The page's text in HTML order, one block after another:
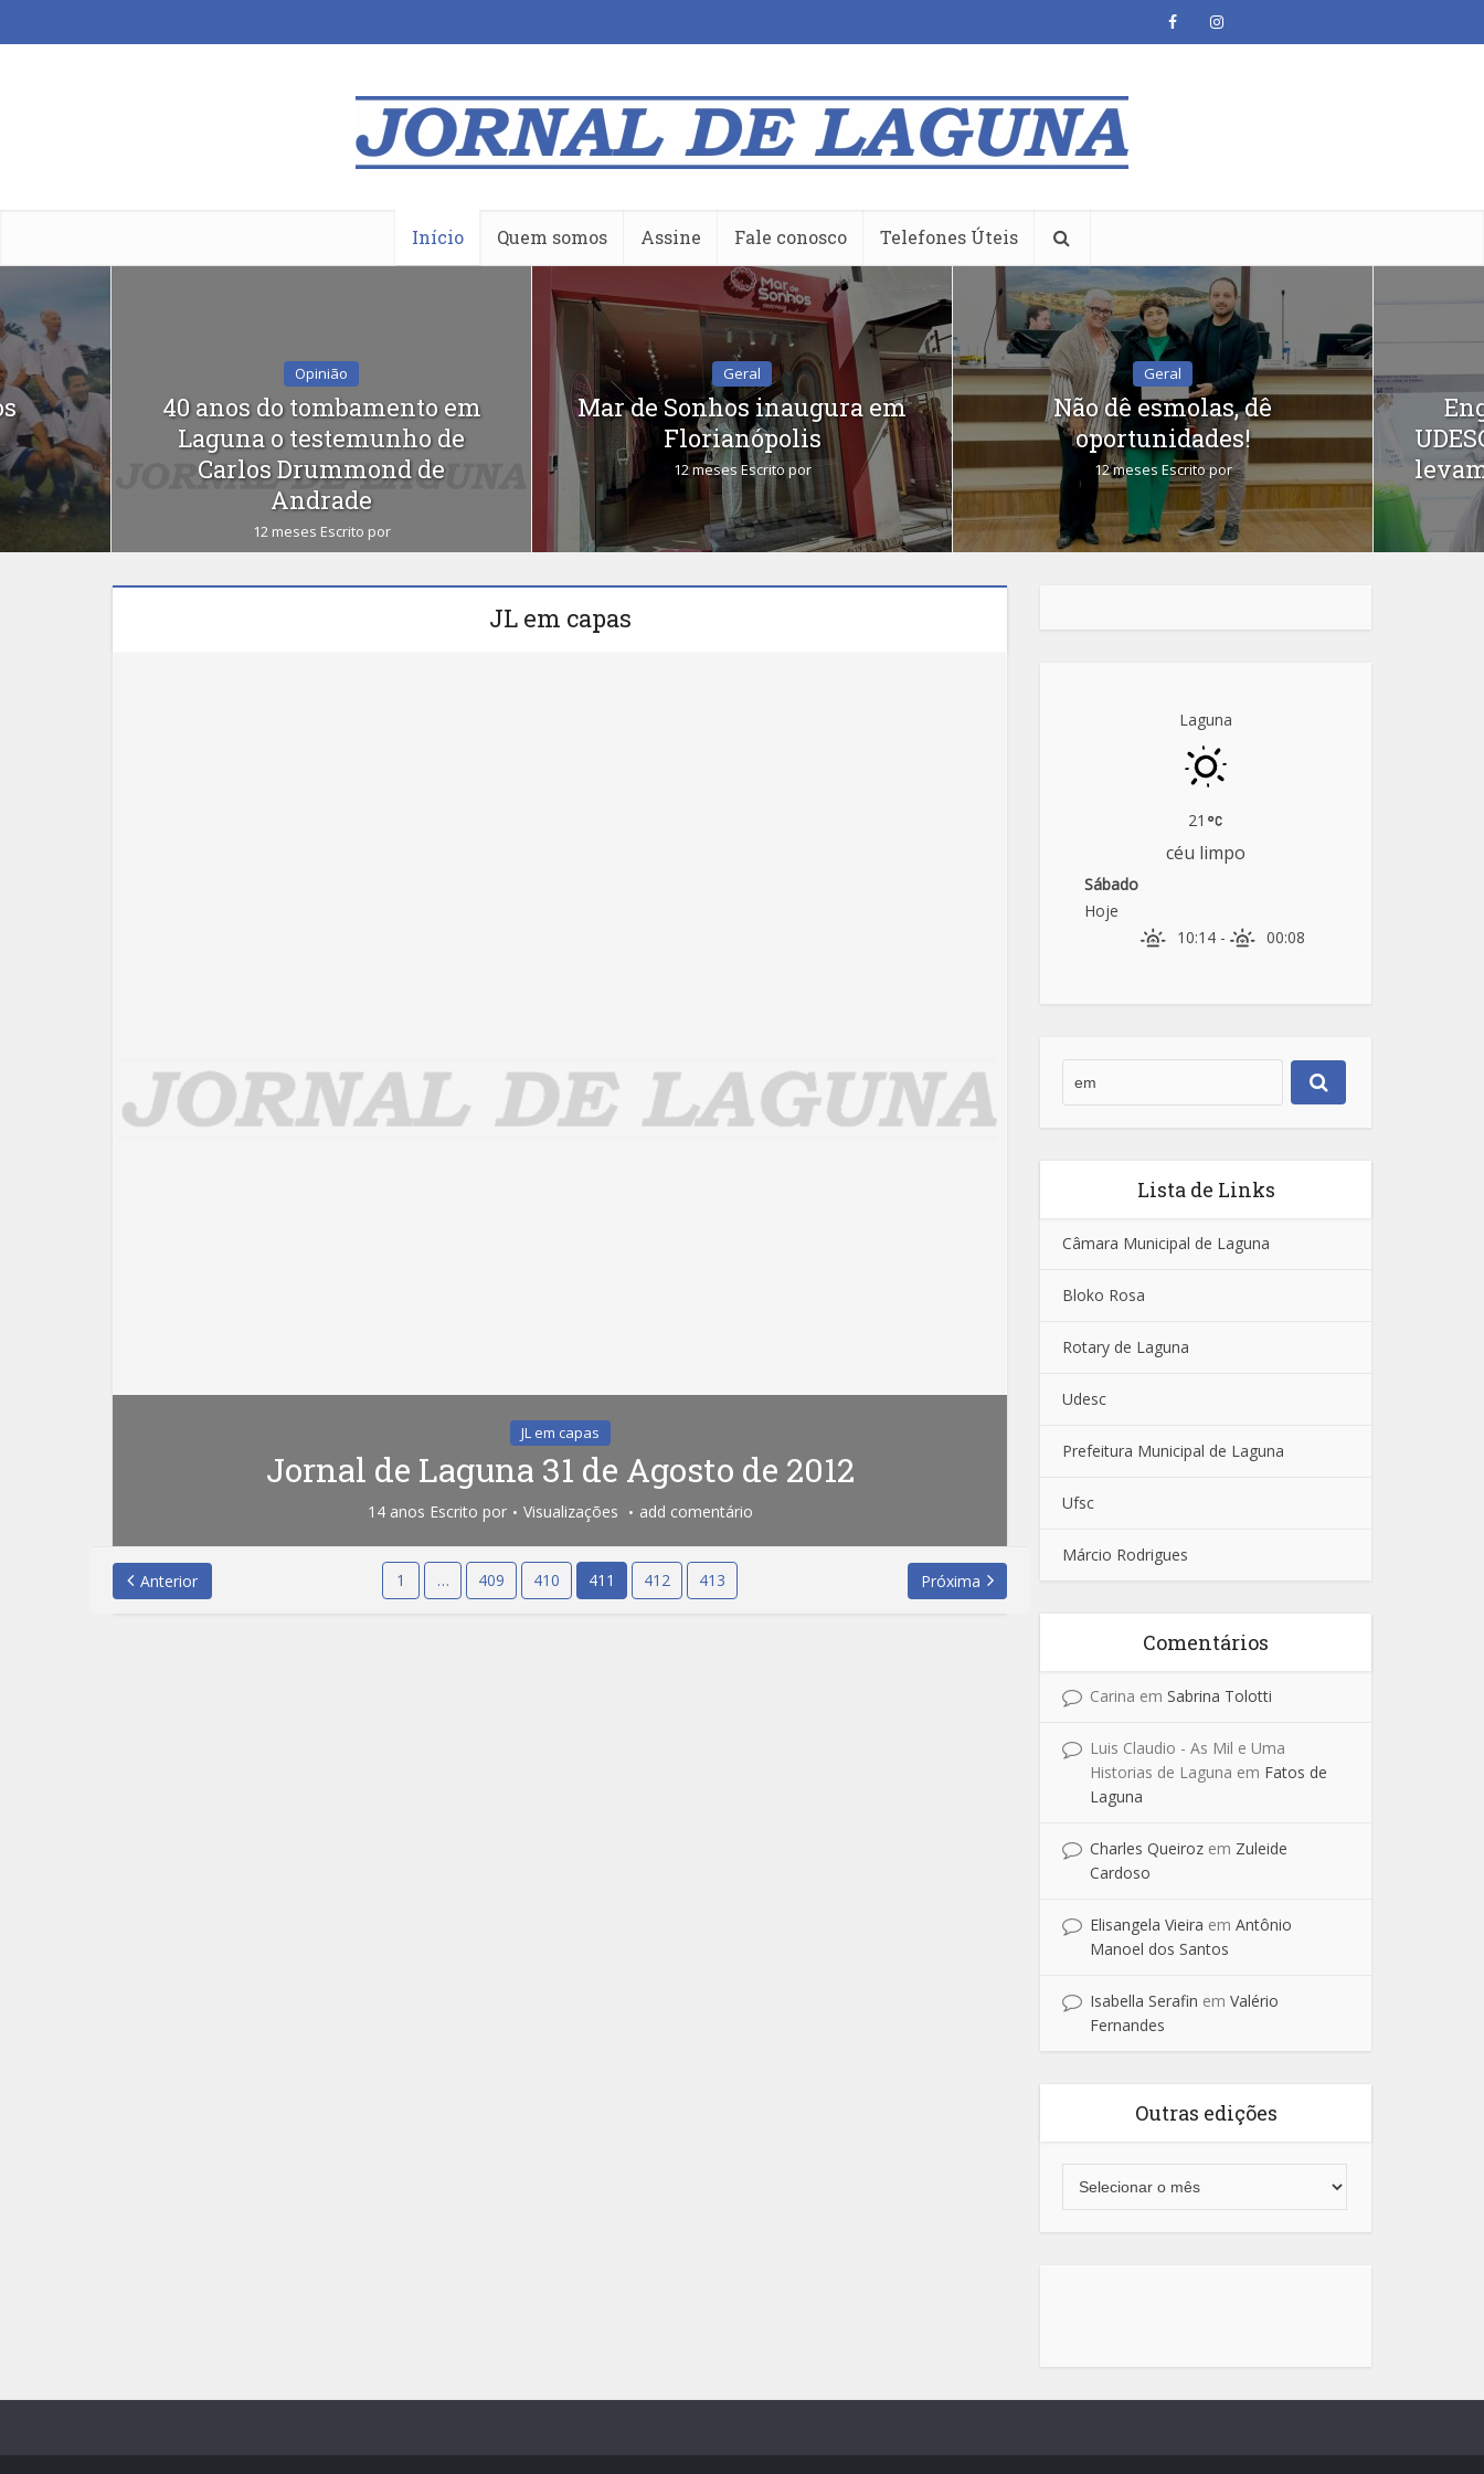
Início Quem somos Assine Fale conosco Telefones Úteis
Opinião
40 anos do tombamento em
Laguna o testemunho de
Carlos Drummond de
Andrade
12 meses Escrito por
Geral
Mar de Sonhos inaugura em
Florianópolis
12 meses Escrito por
Geral
Não dê esmolas, dê
oportunidades!
12 meses Escrito por
JL em capas
JL em capas
Jornal de Laguna 31 de Agosto de 2012
14 anos Escrito por Visualizações add comentário
Anterior 1 … 409 410 411 412 413 Próxima
Laguna
21
céu limpo
Sábado
Hoje
10:14 - 00:08
Lista de Links
Câmara Municipal de Laguna
Bloko Rosa
Rotary de Laguna
Udesc
Prefeitura Municipal de Laguna
Ufsc
Márcio Rodrigues
Comentários
Carina em Sabrina Tolotti
Luis Claudio - As Mil e Uma
Historias de Laguna em Fatos de
Laguna
Charles Queiroz em Zuleide
Cardoso
Elisangela Vieira em Antônio
Manoel dos Santos
Isabella Serafin em Valério
Fernandes
Outras edições